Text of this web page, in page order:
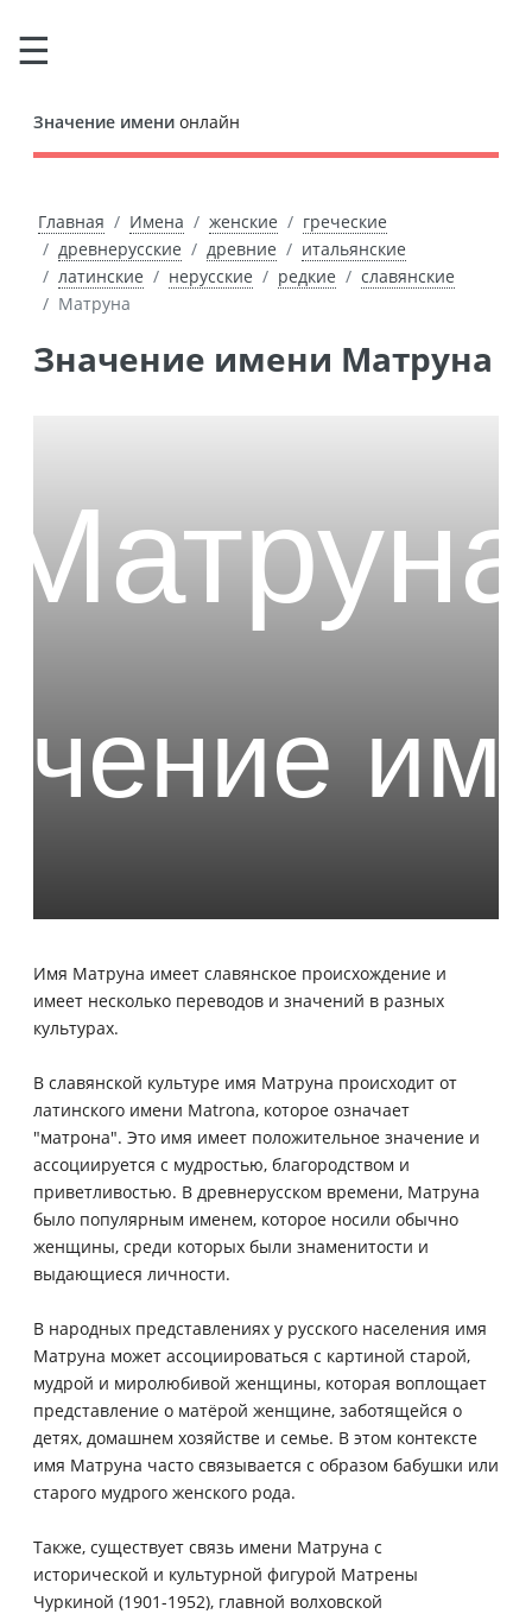
Значение имени онлайн
Главная Имена женские
греческие
древнерусские
древние
итальянские
латинские
нерусские редкие
славянские
Матруна
Значение имени Матруна
Имя Матруна имеет славянское происхождение и
имеет несколько переводов и значений в разных
культурах.
В славянской культуре имя Матруна происходит от
латинского имени Matrona, которое означает
"матрона". Это имя имеет положительное значение и
ассоциируется с мудростью, благородством и
приветливостью. В древнерусском времени, Матруна
было популярным именем, которое носили обычно
женщины, среди которых были знаменитости и
выдающиеся личности.
В народных представлениях у русского населения имя
Матруна может ассоциироваться с картиной старой,
мудрой и миролюбивой женщины, которая воплощает
представление о матёрой женщине, заботящейся о
детях, домашнем хозяйстве и семье. В этом контексте
имя Матруна часто связывается с образом бабушки или
старого мудрого женского рода.
Также, существует связь имени Матруна с
исторической и культурной фигурой Матрены
Чуркиной (1901-1952), главной волховской